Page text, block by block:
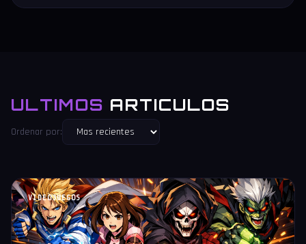
ULTIMOS ARTICULOS
Ordenar por:
VIDEOJUEGOS